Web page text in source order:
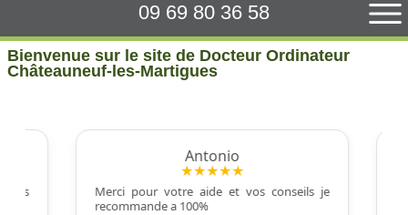
09 69 80 36 58
Bienvenue sur le site de Docteur Ordinateur
Châteauneuf-les-Martigues
Antonio
★★★★★
Merci pour votre aide et vos conseils je
recommande a 100%